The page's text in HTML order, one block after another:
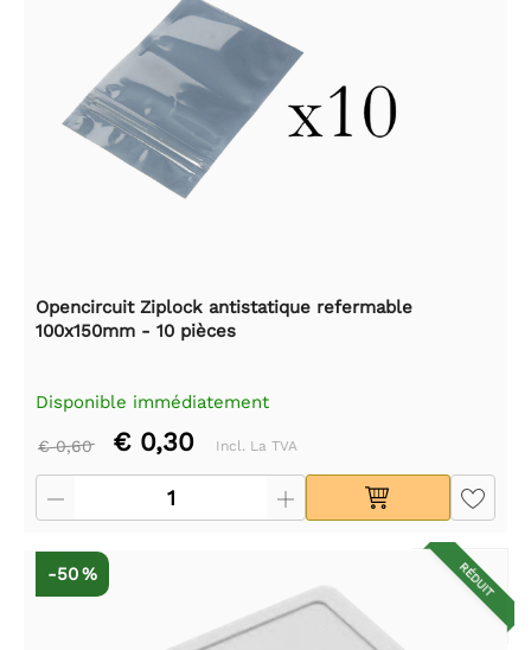
Opencircuit Ziplock antistatique refermable
100x150mm - 10 pièces
Disponible immédiatement
€ 0,60 € 0,30 Incl. La TVA
RÉDUIT
-50 %